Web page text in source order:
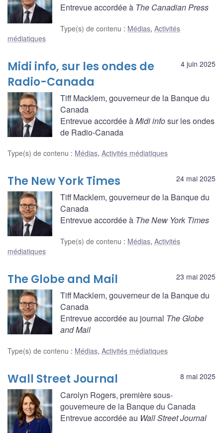
Entrevue accordée à The Canadian Press
Type(s) de contenu : Médias, Activités
médiatiques
4 juin 2025
Midi info, sur les ondes de
Radio-Canada
Tiff Macklem, gouverneur de la Banque du
Canada
Entrevue accordée àMidi infosur les ondes
de Radio-Canada
Type(s) de contenu : Médias, Activités médiatiques
24 mai 2025
The New York Times
Tiff Macklem, gouverneur de la Banque du
Canada
Entrevue accordée à The New York Times
Type(s) de contenu : Médias, Activités
médiatiques
23 mai 2025
The Globe and Mail
Tiff Macklem, gouverneur de la Banque du
Canada
Entrevue accordée au journal The Globe
and Mail
Type(s) de contenu : Médias, Activités médiatiques
8 mai 2025
Wall Street Journal
Carolyn Rogers, première sous-
gouverneure de la Banque du Canada
Entrevue accordée au Wall Street Journal